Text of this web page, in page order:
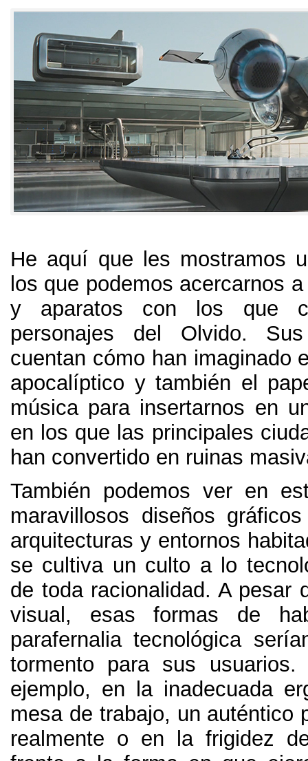
He aquí que les mostramos
los que podemos acercarnos
y aparatos con los que
personajes del Olvido.
cuentan cómo han imaginado
apocalíptico y también el
música para insertarnos en
en los que las principales
han convertido en ruinas
También podemos ver en
maravillosos diseños
arquitecturas y entornos
se cultiva un culto a lo
de toda racionalidad. A pesar
visual , esas formas de
parafernalia tecnológica
tormento para sus usuarios
ejemplo, en la inadecuada
mesa de trabajo, un auténtico
realmente o en la frigidez